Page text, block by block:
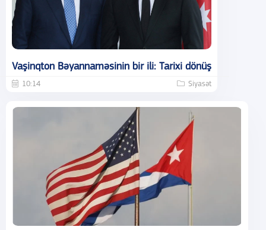
Vaşinqton Bəyannaməsinin bir ili: Tarixi dönüş
10:14 Siyasət